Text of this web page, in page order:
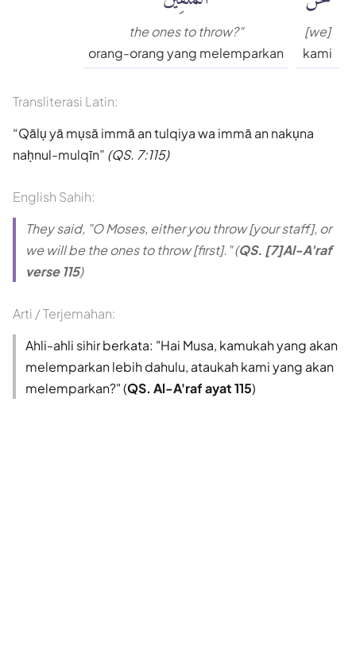
[we]
kami
the ones to throw?"
orang-orang yang melemparkan
Transliterasi Latin:
Qālụ yā mụsā immā an tulqiya wa immā an nakụna
naḥnul-mulqīn (QS. 7:115)
English Sahih:
They said, "O Moses, either you throw [your staff], or
we will be the ones to throw [first]." (QS. [7]Al-A'raf
verse 115)
Arti / Terjemahan:
Ahli-ahli sihir berkata: "Hai Musa, kamukah yang akan
melemparkan lebih dahulu, ataukah kami yang akan
melemparkan?" (QS. Al-A'raf ayat 115)